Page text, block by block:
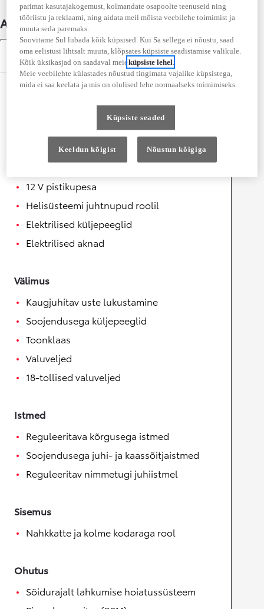
Auto üksikasjad
Varustus
Soojendusega rool
Automaatselt kokkuklapitavad
küljepeeglid
Juhtmeta telefonilaadija
12 V pistikupesa
Helisüsteemi juhtnupud roolil
Elektrilised küljepeeglid
Elektrilised aknad
Välimus
Kaugjuhitav uste lukustamine
Soojendusega küljepeeglid
Toonklaas
Valuveljed
18-tollised valuveljed
Istmed
Reguleeritava kõrgusega istmed
Soojendusega juhi- ja kaassõitjaistmed
Reguleeritav nimmetugi juhiistmel
Sisemus
Nahkkatte ja kolme kodaraga rool
Ohutus
Sõidurajalt lahkumise hoiatussüsteem
parimat kasutajakogemust, kolmandate osapoolte teenuseid ning
tööriistu ja reklaami, ning aidata meil mõista veebilehe toimimist ja
muuta seda paremaks.
Soovitame Sul lubada kõik küpsised. Kui Sa sellega ei nõustu, saad
oma eelistusi lihtsalt muuta, klõpsates küpsiste seadistamise valikule.
Kõik üksikasjad on saadaval meieküpsiste lehel
Meie veebilehte külastades nõustud tingimata vajalike küpsistega,
mida ei saa keelata ja mis on olulised lehe normaalseks toimimiseks.
Küpsiste seaded
Keeldun kõigist Nõustun kõigiga